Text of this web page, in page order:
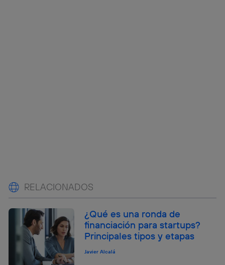
RELACIONADOS
¿Qué es una ronda de
financiación para startups?
Principales tipos y etapas
Javier Alcalá